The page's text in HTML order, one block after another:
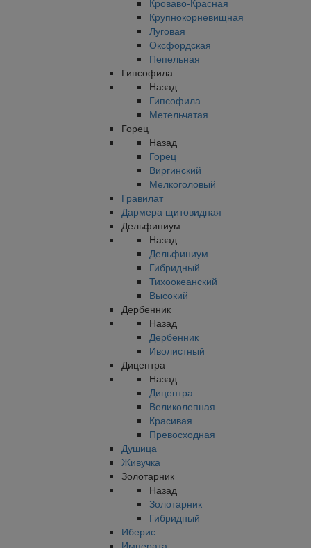
Кроваво-Красная
Крупнокорневищная
Луговая
Оксфордская
Пепельная
Гипсофила
Назад
Гипсофила
Метельчатая
Горец
Назад
Горец
Виргинский
Мелкоголовый
Гравилат
Дармера щитовидная
Дельфиниум
Назад
Дельфиниум
Гибридный
Тихоокеанский
Высокий
Дербенник
Назад
Дербенник
Иволистный
Дицентра
Назад
Дицентра
Великолепная
Красивая
Превосходная
Душица
Живучка
Золотарник
Назад
Золотарник
Гибридный
Иберис
Императа